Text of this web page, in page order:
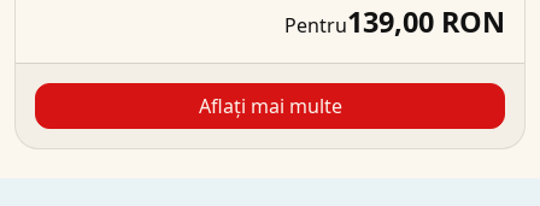
Pentru139,00 RON
Aflați mai multe